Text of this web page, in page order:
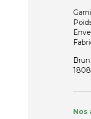
1808
Nos